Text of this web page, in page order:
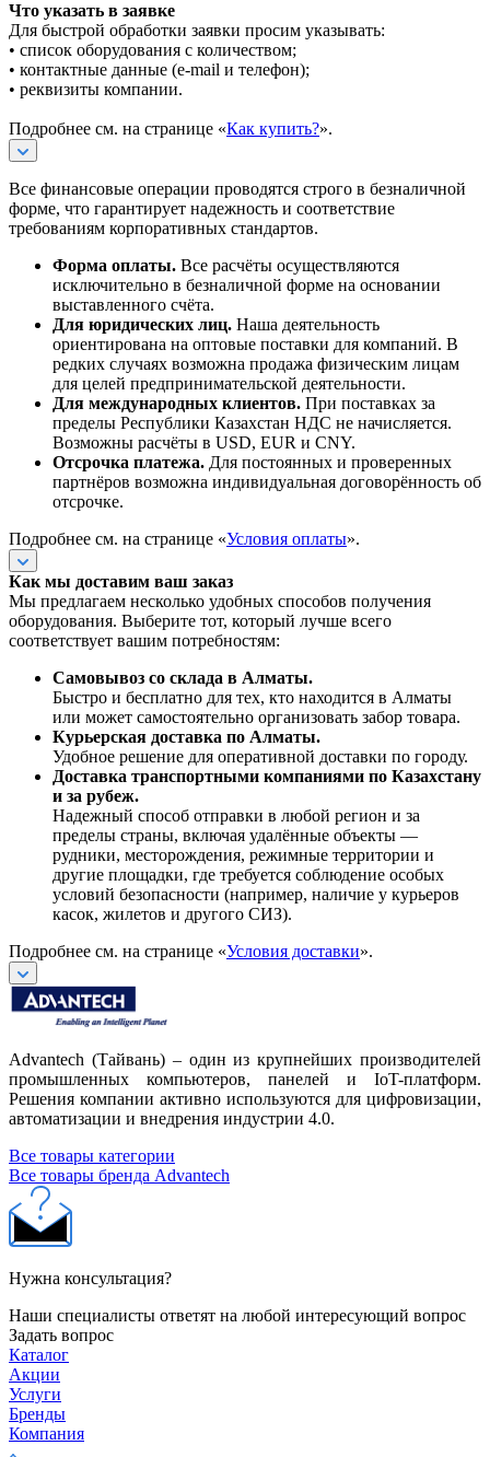
Что указать в заявке
Для быстрой обработки заявки просим указывать:
• список оборудования с количеством;
• контактные данные (e-mail и телефон);
• реквизиты компании.
Подробнее см. на странице «Как купить?».
Все финансовые операции проводятся строго в безналичной
форме, что гарантирует надежность и соответствие
требованиям корпоративных стандартов.
Форма оплаты. Все расчёты осуществляются
исключительно в безналичной форме на основании
выставленного счёта.
Для юридических лиц. Наша деятельность
ориентирована на оптовые поставки для компаний. В
редких случаях возможна продажа физическим лицам
для целей предпринимательской деятельности.
Для международных клиентов. При поставках за
пределы Республики Казахстан НДС не начисляется.
Возможны расчёты в USD, EUR и CNY.
Отсрочка платежа. Для постоянных и проверенных
партнёров возможна индивидуальная договорённость об
отсрочке.
Подробнее см. на странице «Условия оплаты».
Как мы доставим ваш заказ
Мы предлагаем несколько удобных способов получения
оборудования. Выберите тот, который лучше всего
соответствует вашим потребностям:
Самовывоз со склада в Алматы.
Быстро и бесплатно для тех, кто находится в Алматы
или может самостоятельно организовать забор товара.
Курьерская доставка по Алматы.
Удобное решение для оперативной доставки по городу.
Доставка транспортными компаниями по Казахстану
и за рубеж.
Надежный способ отправки в любой регион и за
пределы страны, включая удалённые объекты —
рудники, месторождения, режимные территории и
другие площадки, где требуется соблюдение особых
условий безопасности (например, наличие у курьеров
касок, жилетов и другого СИЗ).
Подробнее см. на странице «Условия доставки».
Advantech (Тайвань) – один из крупнейших производителей
промышленных компьютеров, панелей и IoT-платформ.
Решения компании активно используются для цифровизации,
автоматизации и внедрения индустрии 4.0.
Все товары категории
Все товары бренда Advantech
Нужна консультация?
Наши специалисты ответят на любой интересующий вопрос
Задать вопрос
Каталог
Акции
Услуги
Бренды
Компания